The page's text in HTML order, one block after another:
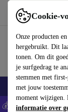
Cookie-
Onze producten
hergebruikt. Dit
tonen. Om dit
je surfgedrag te
stemmen met
met jouw
moment wijzigen.
informatie over
Gebruik
Smartphones
💰Bespaar 5%